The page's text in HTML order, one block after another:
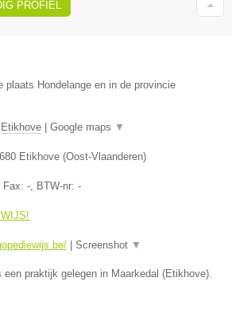
PROFIEL
plaats Hondelange en in de provincie
Etikhove Google maps ▼
Etikhove (Oost-Vlaanderen)
Fax: -, BTW-nr: -
Screenshot ▼
een praktijk gelegen in Maarkedal (Etikhove).